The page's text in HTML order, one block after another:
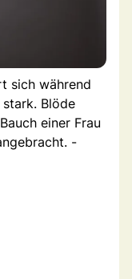
sich während
Blöde
einer Frau
-